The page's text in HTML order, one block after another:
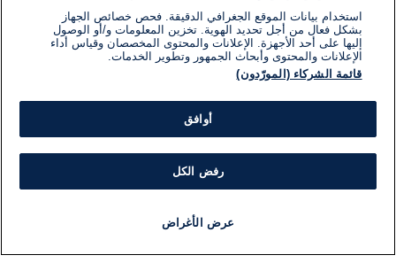
استخدام بيانات الموقع الجغرافي الدقيقة. فحص خصائص الجهاز
بشكل فعال من أجل تحديد الهوية. تخزين المعلومات و/أو الوصول
إليها على أحد الأجهزة. الإعلانات والمحتوى المخصصان وقياس أداء
الإعلانات والمحتوى وأبحاث الجمهور وتطوير الخدمات.
قائمة الشركاء (المورّدون)
أوافق
رفض الكل
عرض الأغراض